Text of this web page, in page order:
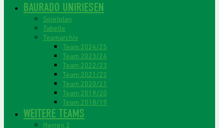
BAURADO UNIRIESEN
Spielplan
Tabelle
Teamarchiv
Team 2024/25
Team 2023/24
Team 2022/23
Team 2021/22
Team 2020/21
Team 2019/20
Team 2018/19
WEITERE TEAMS
Herren 2